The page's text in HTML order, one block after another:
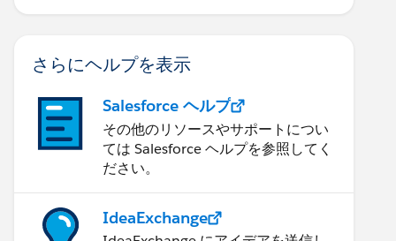
さらにヘルプを表示
Salesforce ヘルプ
その他のリソースやサポートについ
ては Salesforce ヘルプを参照してく
ださい。
IdeaExchange